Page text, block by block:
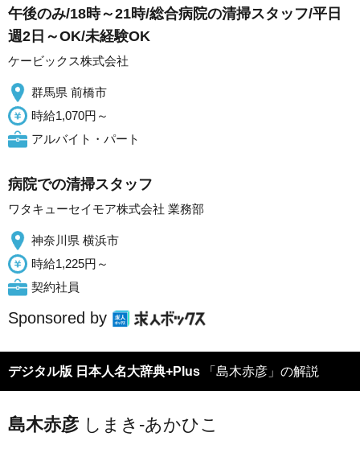
午後のみ/18時～21時/総合病院の清掃スタッフ/平日
週2日～OK/未経験OK
ケービックス株式会社
群馬県 前橋市
時給1,070円～
アルバイト・パート
病院での清掃スタッフ
ワタキューセイモア株式会社 業務部
神奈川県 横浜市
時給1,225円～
契約社員
Sponsored by
デジタル版 日本人名大辞典+Plus 「島木赤彦」の解説
島木赤彦 しまき-あかひこ